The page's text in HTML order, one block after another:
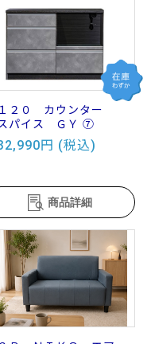
１２０ カウンター
パイス ＧＹ ⑦
円 (税込)
商品詳細